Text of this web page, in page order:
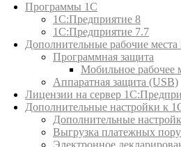
Программы 1С
1С:Предприятие 8
1С:Предприятие 7.7
Дополнительные рабочие
Программная защита
Мобильное рабочее
Аппаратная защита (USB)
Лицензии на сервер
Дополнительные настройки к
Дополнительные
Выгрузка платежных
Электронное